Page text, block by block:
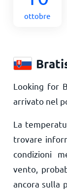
ottobre
Looking for
arrivato nel
La
trovare
condizioni
vento,
ancora sulla